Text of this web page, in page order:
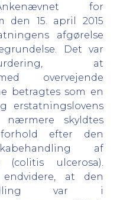
for
den 15. april 2015
afgørelse
Det var
at
overvejende
betragtes som en
erstatningslovens
skyldtes
efter den
af
(colitis ulcerosa).
at den
var i